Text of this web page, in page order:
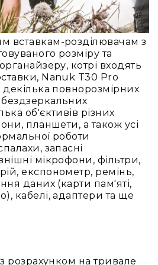
з
вадами
слуху
Підсилення
для
навушників
Аксесуари
і
комплектуючі
Для
трансляцій
і
ТБ
Для
домашньої
вставкам-розділювачам з
розміру та
котрі входять
Nanuk T30 Pro
повнорозмірних
об'єктивів різних
планшети, а також усі
роботи
запасні
мікрофони, фільтри,
експонометр, ремінь,
даних (карти пам'яті,
кабелі, адаптери та ще
розрахунком на тривале